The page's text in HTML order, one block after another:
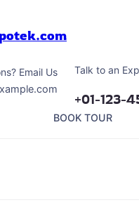
Email Us Talk to an
+01-123-
BOOK TOUR